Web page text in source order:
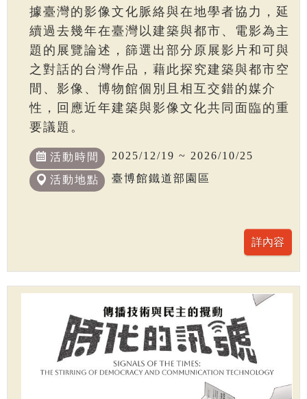
據臺灣的影像文化脈絡與在地學者協力，延
續過去幾年在臺灣以建築與都市、電影為主
題的展覽論述，篩選出部分原展影片和可與
之對話的台灣作品，藉此探究建築與都市空
間、影像、博物館個別且相互交錯的媒介
性，回應近年建築與影像文化共同面臨的重
要議題。
活動時間 2025/12/19 ~ 2026/10/25
活動地點 臺博館鐵道部園區